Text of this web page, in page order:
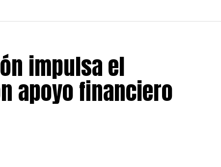
impulsa el
apoyo financiero